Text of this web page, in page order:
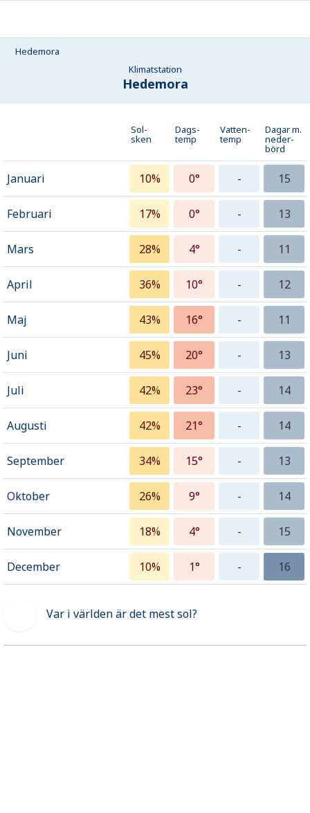
Hedemora
Klimatstation
Hedemora
Sol-
sken
Dags-
temp
Vatten-
temp
Dagar m.
neder­
börd
Januari 10% 0° - 15
Februari 17% 0° - 13
Mars 28% 4° - 11
April 36% 10° - 12
Maj 43% 16° - 11
Juni 45% 20° - 13
Juli 42% 23° - 14
Augusti 42% 21° - 14
September 34% 15° - 13
Oktober 26% 9° - 14
November 18% 4° - 15
December 10% 1° - 16
Var i världen är det mest sol?